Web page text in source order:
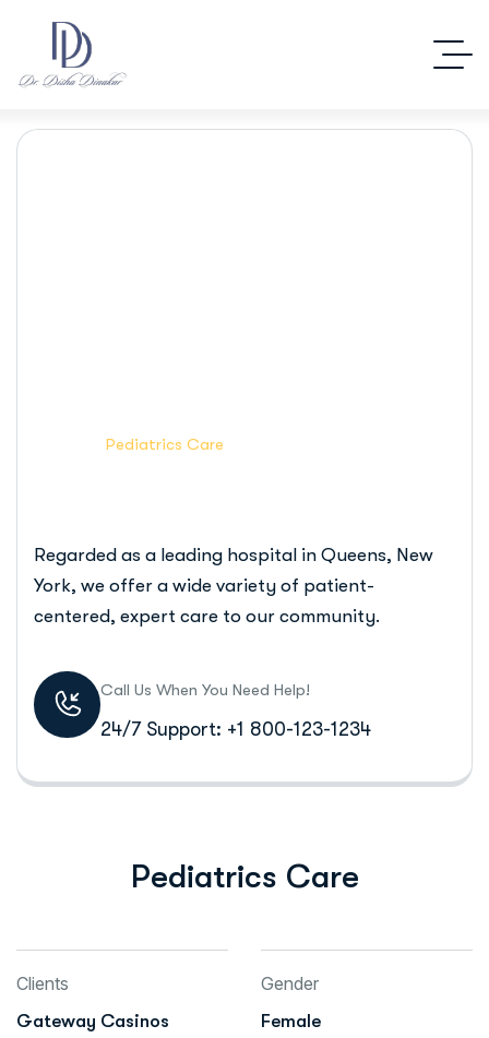
Pediatrics Care
Regarded as a leading hospital in Queens, New
York, we offer a wide variety of patient-
centered, expert care to our community.
Call Us When You Need Help!
24/7 Support: +1 800-123-1234
Pediatrics Care
Clients
Gateway Casinos
Gender
Female